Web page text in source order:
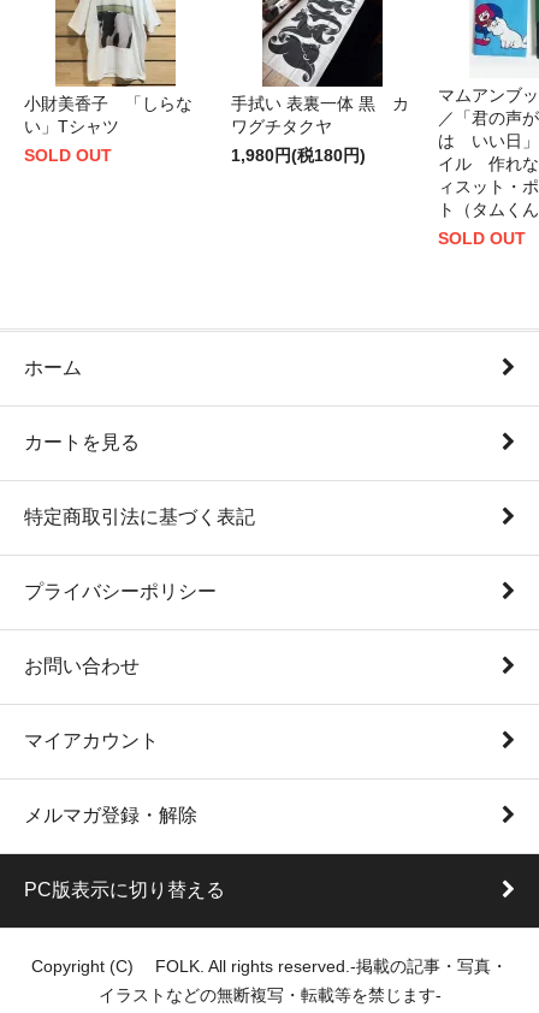
小財美香子 「しらな
い」Tシャツ
SOLD OUT
手拭い 表裏一体 黒 カ
ワグチタクヤ
1,980円(税180円)
マムアンブ
／「君の声
は いい日」
イル 作れ
ィスット・
ト（タムく
SOLD OUT
ホーム
カートを見る
特定商取引法に基づく表記
プライバシーポリシー
お問い合わせ
マイアカウント
メルマガ登録・解除
PC版表示に切り替える
Copyright (C) FOLK. All rights reserved.-掲載の記事・写真・
イラストなどの無断複写・転載等を禁じます-